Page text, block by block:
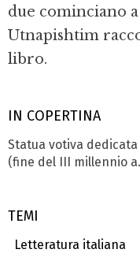
IN COPERTINA
Statua votiva
(fine del III millennio
TEMI
Letteratura italiana
due cominciano
Utnapishtim
libro.